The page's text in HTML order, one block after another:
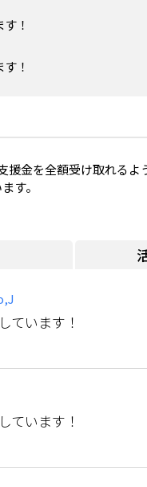
！
！
援金を全額受け取れる
す。
ています！
ています！